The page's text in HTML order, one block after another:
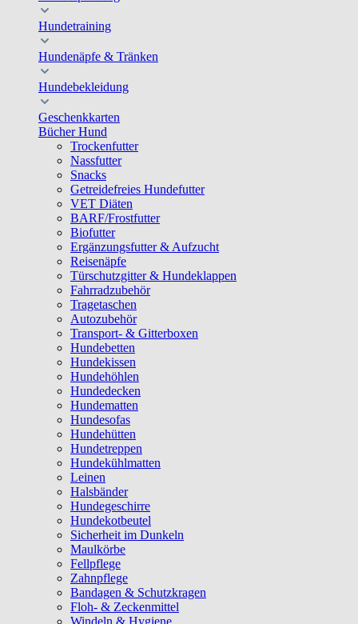
Hundetraining
Hundenäpfe & Tränken
Hundebekleidung
Geschenkkarten
Bücher Hund
Trockenfutter
Nassfutter
Snacks
Getreidefreies Hundefutter
VET Diäten
BARF/Frostfutter
Biofutter
Ergänzungsfutter & Aufzucht
Reisenäpfe
Türschutzgitter & Hundeklappen
Fahrradzubehör
Tragetaschen
Autozubehör
Transport- & Gitterboxen
Hundebetten
Hundekissen
Hundehöhlen
Hundedecken
Hundematten
Hundesofas
Hundehütten
Hundetreppen
Hundekühlmatten
Leinen
Halsbänder
Hundegeschirre
Hundekotbeutel
Sicherheit im Dunkeln
Maulkörbe
Fellpflege
Zahnpflege
Bandagen & Schutzkragen
Floh- & Zeckenmittel
Windeln & Hygiene